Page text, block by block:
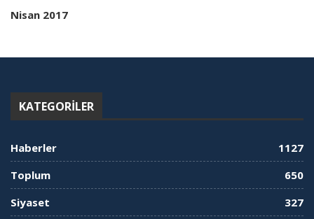
Nisan 2017
KATEGORILER
Haberler
1127
Toplum
650
Siyaset
327